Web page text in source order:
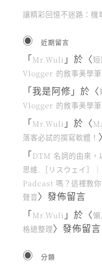
讓精彩回憶不迷路：機
近期留言
「Mr.Wuli 」於〈
Vlogger 的敘事美學
「我是阿修 」於〈
Vlogger 的敘事美學
「Mr.Wuli 」於〈
落客必試的撰寫軟體！
「DTM 名詞的由來，
思維.［リスウェイ］
Padcast 嗎？這裡教
聲音〉發佈留言
「Mr.Wuli 」於〈
格總整理〉發佈留言
分類